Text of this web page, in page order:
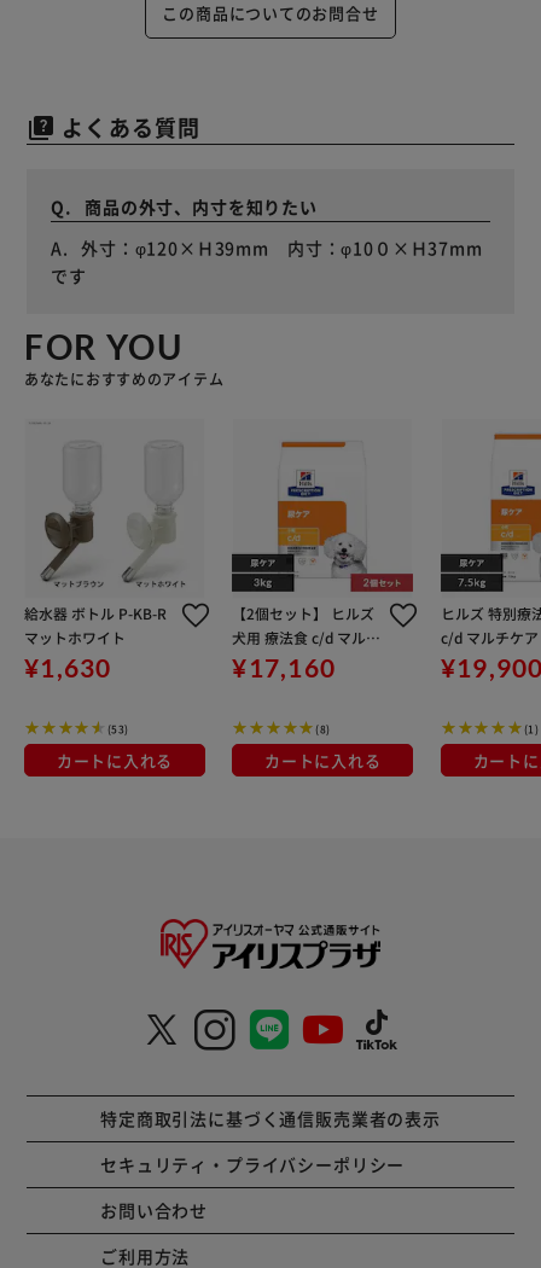
この商品についてのお問合せ
quiz よくある質問
商品の外寸、内寸を知りたい
外寸：φ120×Ｈ39mm 内寸：φ10０×Ｈ37mm
です
FOR YOU
あなたにおすすめのアイテム
給水器 ボトル P-KB-R
マットホワイト
¥1,630
(53)
カートに入れる
【2個セット】 ヒルズ
犬用 療法食 c/d マルチ
ケア 小粒 3kg
¥17,160
(8)
カートに入れる
ヒルズ 特別療
c/d マルチケ
5kg
(1)
カート
特定商取引法に基づく通信販売業者の表示
セキュリティ・プライバシーポリシー
お問い合わせ
ご利用方法